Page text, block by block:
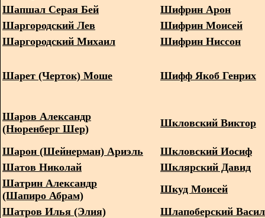
Шапшал Серая Бей
Шифрин Арон
Шаргородский Лев
Шифрин Моисей
Шаргородский Михаил
Шифрин Ниссон
Шарет (Черток) Моше Шифф Якоб Генрих
Шаров Александр
(Нюренберг Шер)
Шкловский Виктор
Шарон (Шейнерман) Ариэль
Шкловский Иосиф
Шатов Николай
Шклярский Давид
Шатрин Александр
(Шапиро Абрам)
Шкуд Моисей
Шатров Илья (Элия)
Шлапоберский